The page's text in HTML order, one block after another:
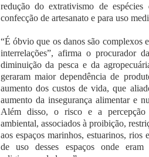
redução do extrativismo de
confecção de artesanato e para uso
“É óbvio que os danos são complexos
interrelações”, afirma o procurador
diminuição da pesca e da
geraram maior dependência de
aumento dos custos de vida, que
aumento da insegurança alimentar e
Além disso, o risco e a percepção
ambiental, associados à proibição,
aos espaços marinhos, estuarinos, rios
de uso desses espaços onde eram